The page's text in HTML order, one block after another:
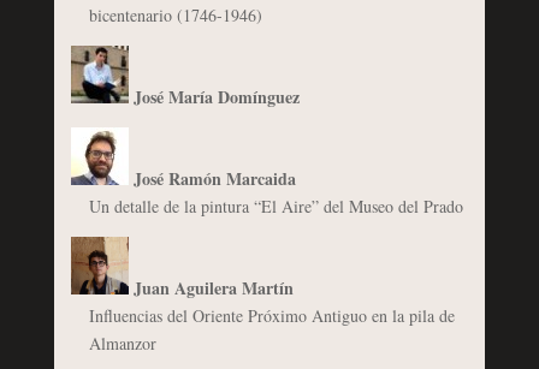
bicentenario (1746-1946)
José María Domínguez
José Ramón Marcaida
Un detalle de la pintura “El Aire” del Museo del Prado
Juan Aguilera Martín
Influencias del Oriente Próximo Antiguo en la pila de
Almanzor